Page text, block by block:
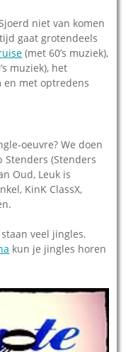
niet van komen
gaat grotendeels
(met 60’s muziek),
muziek), het
en met optredens
oeuvre? We doen
Stenders (Stenders
Oud, Leuk is
KinK ClassX,
staan veel jingles.
kun je jingles horen